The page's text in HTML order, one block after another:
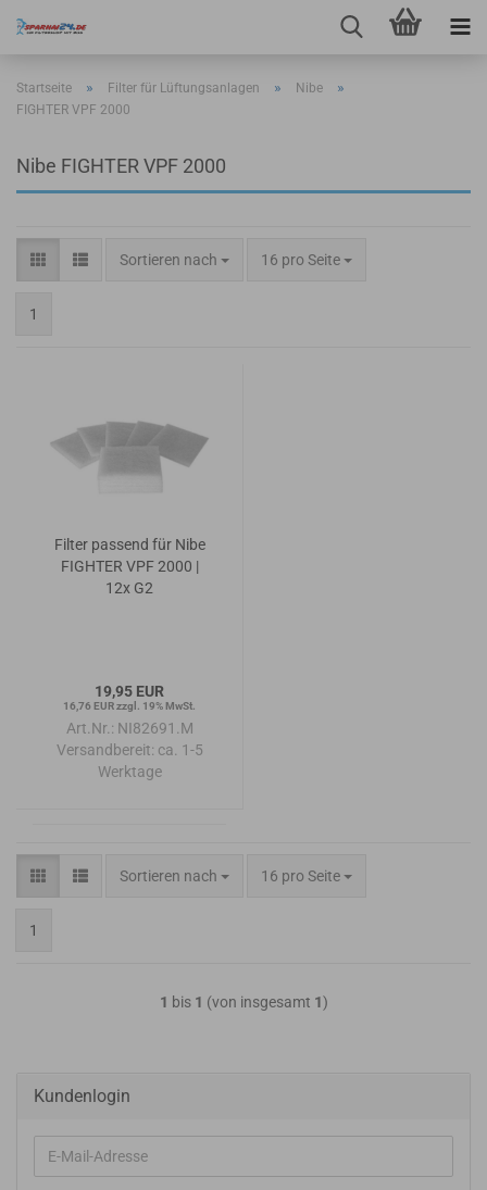
Startseite » Filter für Lüftungsanlagen » Nibe »
FIGHTER VPF 2000
Nibe FIGHTER VPF 2000
Sortieren nach
Sortieren nach 16 pro Seite
pro Seite
1
Filter passend für Nibe
FIGHTER VPF 2000 |
12x G2
19,95 EUR
16,76 EUR zzgl. 19% MwSt.
Art.Nr.: NI82691.M
Versandbereit: ca. 1-5
Werktage
Sortieren nach
Sortieren nach 16 pro Seite
pro Seite
1
1 bis 1 (von insgesamt 1)
Kundenlogin
E-
Mail-